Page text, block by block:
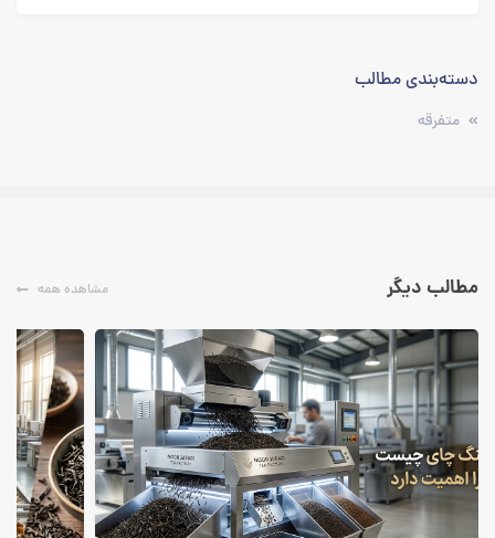
دسته‌بندی‌ مطالب
متفرقه
مطالب دیگر مشاهده همه